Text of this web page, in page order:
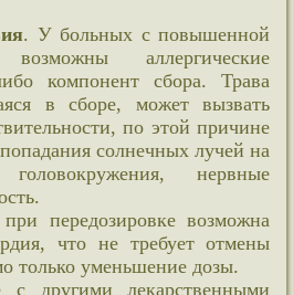
. У больных с повышенной
возможны аллергические
компонент сбора. Трава
в сборе, может вызвать
по этой причине
солнечных лучей на
нервные
передозировке возможна
что не требует отмены
только уменьшение дозы.
другими лекарственными